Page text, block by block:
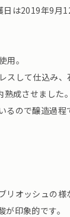
は2019年9月
用。
スして仕込み
成させました。
ので醸造過程
オッシュの様
印象的です。